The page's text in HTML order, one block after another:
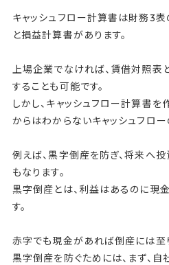
キャッシュフロー計算書は財務3
と損益計算書があります。
上場企業でなければ、賃借対照表
することも可能です。
しかし、キャッシュフロー計算書を
からはわからないキャッシュフロ
例えば、黒字倒産を防ぎ、将来へ
もなります。
黒字倒産とは、利益はあるのに現
す。
赤字でも現金があれば倒産には至
黒字倒産を防ぐためには、まず、自